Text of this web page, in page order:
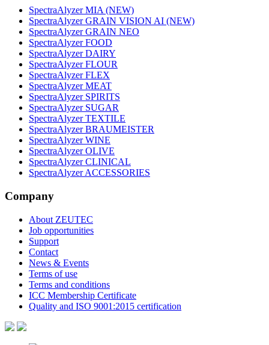
(INDIA)
PRIVATE
LIMITED
SpectraAlyzer MIA (NEW)
SpectraAlyzer GRAIN VISION AI (NEW)
SpectraAlyzer GRAIN NEO
SpectraAlyzer FOOD
SpectraAlyzer DAIRY
SpectraAlyzer FLOUR
SpectraAlyzer FLEX
SpectraAlyzer MEAT
SpectraAlyzer SPIRITS
SpectraAlyzer SUGAR
SpectraAlyzer TEXTILE
SpectraAlyzer BRAUMEISTER
SpectraAlyzer WINE
SpectraAlyzer OLIVE
SpectraAlyzer CLINICAL
SpectraAlyzer ACCESSORIES
Company
About ZEUTEC
Job opportunities
Support
Contact
News & Events
Terms of use
Terms and conditions
ICC Membership Certificate
Quality and ISO 9001:2015 certification